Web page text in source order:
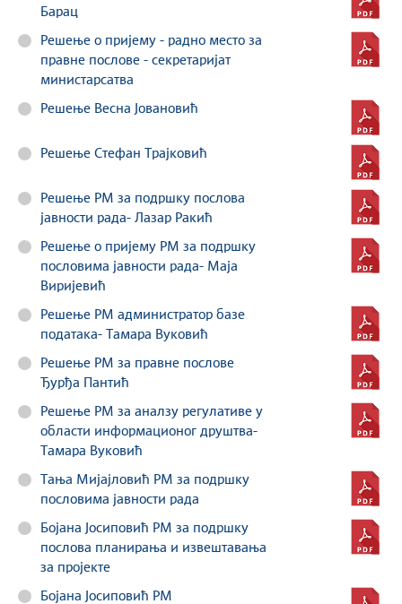
Барац
Решење о пријему - радно место за
правне послове - секретаријат
министарсатва
Решење Весна Јовановић
Решење Стефан Трајковић
Решење РМ за подршку послова
јавности рада- Лазар Ракић
Решење о пријему РМ за подршку
пословима јавности рада- Маја
Виријевић
Решење РМ администратор базе
података- Тамара Вуковић
Решење РМ за правне послове
Ђурђа Пантић
Решење РМ за аналзу регулативе у
области информационог друштва-
Тамара Вуковић
Тања Мијаjловић РМ за подршку
пословима јавности рада
Бојана Јосиповић РМ за подршку
послова планирања и извештавања
за пројекте
Бојана Јосиповић РМ